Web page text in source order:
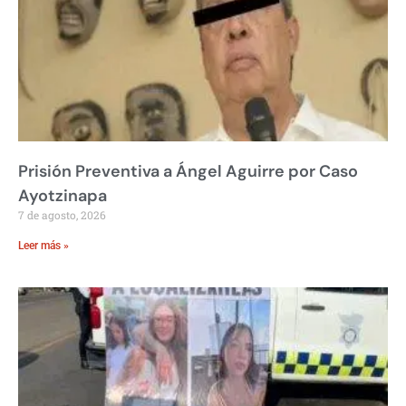
Prisión Preventiva a Ángel Aguirre por Caso
Ayotzinapa
7 de agosto, 2026
Leer más »